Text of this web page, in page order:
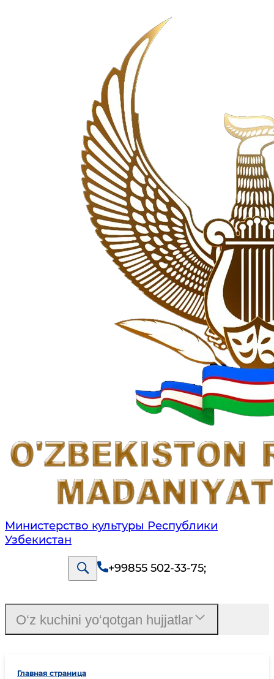
Министерство культуры Республики
Узбекистан
+99855 502-33-75;
Главная страница
O‘z kuchini yo‘qotgan hujjatlar